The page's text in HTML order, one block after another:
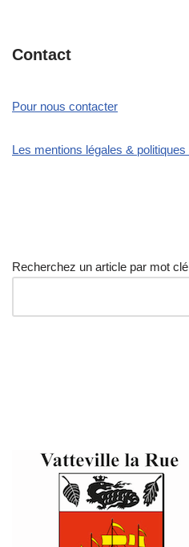
Contact
Pour nous contacter
Les mentions légales &
Recherchez un article par mot clé